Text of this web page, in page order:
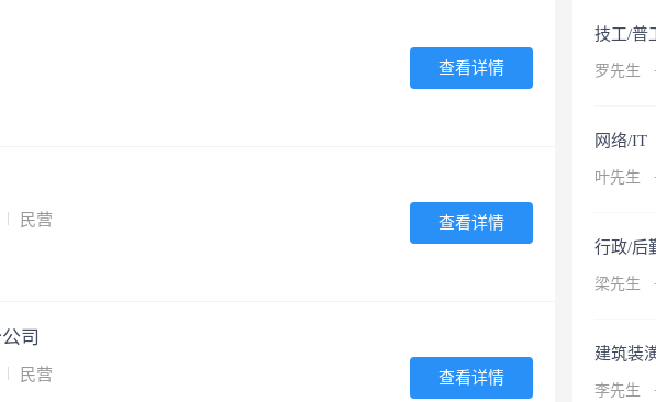
技工/普
罗先生 ·
网络/IT
叶先生 ·
行政/后
梁先生 ·
建筑装
李先生 ·
查看详情
民营 查看详情
司
民营 查看详情